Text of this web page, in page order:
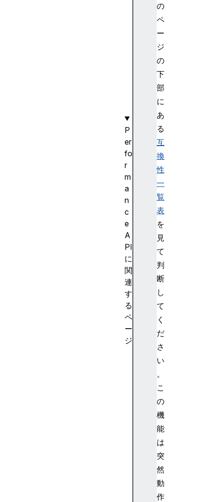
の
ペ
ー
ジ
の
下
部
に
あ
る
互
換
性
一
覧
表
を
見
て
判
断
し
て
く
だ
さ
い
。
こ
の
機
能
は
突
然
動
作
P
er
fo
r
m
a
n
c
e
A
PI
に
関
連
す
る
ペ
ー
ジ